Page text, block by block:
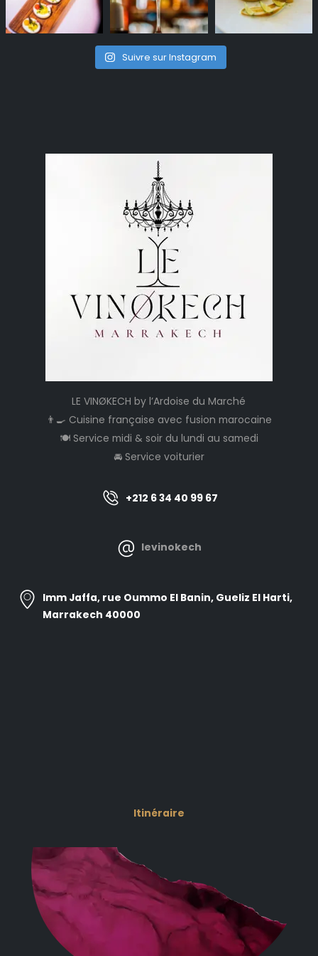
Suivre sur Instagram
LE VINØKECH by l’Ardoise du Marché
👨‍🍳 Cuisine française avec fusion marocaine
🍽️ Service midi & soir du lundi au samedi
🚘 Service voiturier
+212 6 34 40 99 67
levinokech
Imm Jaffa, rue Oummo El Banin, Gueliz El Harti,
Marrakech 40000
Itinéraire